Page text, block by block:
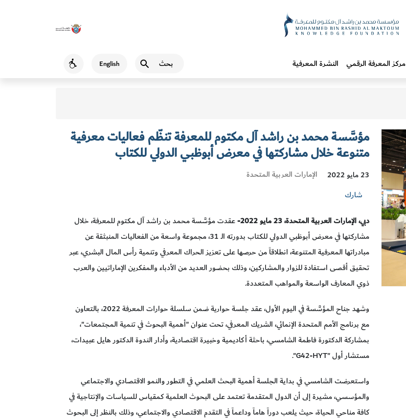
English
Accessibility مركز المعرفة الرقمي النشرة المعرفية
مؤسَّسة محمد بن راشد آل مكتوم للمعرفة تنظّم فعاليات معرفية
متنوعة خلال مشاركتها في معرض أبوظبي الدولي للكتاب
23 مايو 2022
الإمارات العربية المتحدة
شارك
دبي،الإمارات العربية المتحدة،23مايو2022
-عقدت مؤسَّسة محمد بن راشد آل مكتوم للمعرفة، خلال
مشاركتها في معرض أبوظبي الدولي للكتاب بدورته الـ 31، مجموعة واسعة من الفعاليات المنبثقة عن
مبادراتها المعرفية المتنوعة، انطلاقاً من حرصها على تعزيز الحراك المعرفي وتنمية رأس المال البشري، عبر
تحقيق أقصى استفادة للزوار والمشاركين، وذلك بحضور العديد من الأدباء والمفكرين الإماراتيين والعرب
ذوي المعارف الواسعة والمواهب المتعددة.
وشهد جناح المؤسَّسة في اليوم الأول، عقد جلسة حوارية ضمن سلسلة حوارات المعرفة 2022، بالتعاون
مع برنامج الأمم المتحدة الإنمائي، الشريك المعرفي، تحت عنوان "أهمية البحوث في تنمية المجتمعات"،
بمشاركة الدكتورة فاطمة الشامسي، باحثة أكاديمية وخبيرة اقتصادية، وأدار الندوة الدكتور هايل عبيدات،
مستشار أول "G42-HYT".
واستعرضت الشامسي في بداية الجلسة أهمية البحث العلمي في التطور والنمو الاقتصادي والاجتماعي
والمؤسسي، مشيرة إلى أن الدول المتقدمة تعتمد على البحوث العلمية كمقياس للسياسات والإنتاجية في
كافة مناحي الحياة، حيث يلعب دوراً هاماً وداعماً في التقدم الاقتصادي والاجتماعي، وذلك بالنظر إلى البحوث